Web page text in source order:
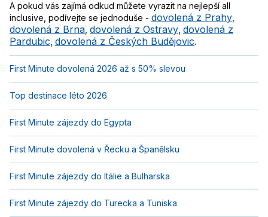
A pokud vás zajímá odkud můžete vyrazit na nejlepší all
inclusive, podívejte se jednoduše - dovolená z Prahy
dovolená z Brna dovolená z Ostravy dovolená z
Pardubic dovolená z Českých Budějovic.
First Minute dovolená 2026 až s 50% slevou
Top destinace léto 2026
First Minute zájezdy do Egypta
First Minute dovolená v Řecku a Španělsku
First Minute zájezdy do Itálie a Bulharska
First Minute zájezdy do Turecka a Tuniska